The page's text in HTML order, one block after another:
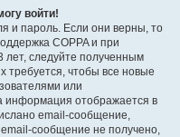
войти!
и пароль. Если они верны, то
COPPA и при
лет, следуйте полученным
требуется, чтобы все новые
или
информация отображается в
email-сообщение,
сообщение не получено,